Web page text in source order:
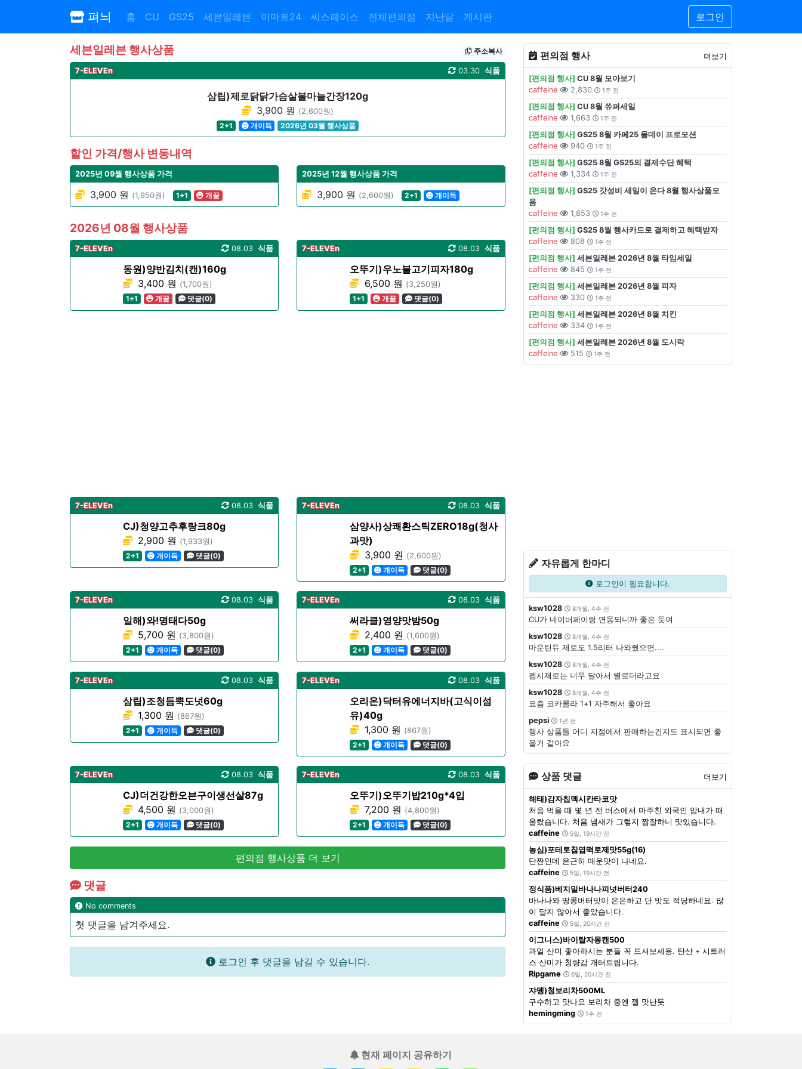
펴늬 홈 CU GS25 세븐일레븐 이마트24 씨스페이스 전체편의점 지난달 게시판 로그인
세븐일레븐 행사상품 주소복사
7-ELEVEn 식품
03.30
삼립)제로닭닭가슴살볼마늘간장120g
3,900 원 (2,600원)
2+1
개이득 2026년 03월 행사상품
할인 가격/행사 변동내역
2025년 09월 행사상품 가격
3,900 원 (1,950원) 1+1 개꿀
2025년 12월 행사상품 가격
3,900 원 (2,600원) 2+1 개이득
2026년 08월 행사상품
7-ELEVEn 식품
08.03
동원)양반김치(캔)160g
3,400 원 (1,700원)
1+1
개꿀 댓글(0)
7-ELEVEn 식품
08.03
오뚜기)우노불고기피자180g
6,500 원 (3,250원)
1+1
개꿀 댓글(0)
7-ELEVEn 식품
08.03
CJ)청양고추후랑크80g
2,900 원 (1,933원)
2+1
개이득 댓글(0)
7-ELEVEn 식품
08.03
삼양사)상쾌환스틱ZERO18g(청사
과맛)
3,900 원 (2,600원)
2+1
개이득 댓글(0)
7-ELEVEn 식품
08.03
일해)와!명태다50g
5,700 원 (3,800원)
2+1
개이득 댓글(0)
7-ELEVEn 식품
08.03
써라클)영양맛밤50g
2,400 원 (1,600원)
2+1
개이득 댓글(0)
7-ELEVEn 식품
08.03
삼립)조청듬뿍도넛60g
1,300 원 (867원)
2+1
개이득 댓글(0)
7-ELEVEn 식품
08.03
오리온)닥터유에너지바(고식이섬
유)40g
1,300 원 (867원)
2+1
개이득 댓글(0)
7-ELEVEn 식품
08.03
CJ)더건강한오븐구이생선살87g
4,500 원 (3,000원)
2+1
개이득 댓글(0)
7-ELEVEn 식품
08.03
오뚜기)오뚜기밥210g*4입
7,200 원 (4,800원)
2+1
개이득 댓글(0)
편의점 행사상품 더 보기
댓글
No comments
첫 댓글을 남겨주세요.
로그인 후 댓글을 남길 수 있습니다.
편의점 행사 더보기
[편의점 행사] CU 8월 모아보기
caffeine
2,830 1주 전
[편의점 행사] CU 8월 쓔퍼세일
caffeine
1,663 1주 전
[편의점 행사] GS25 8월 카페25 올데이 프로모션
caffeine
940 1주 전
[편의점 행사] GS25 8월 GS25의 결제수단 혜택
caffeine
1,334 1주 전
[편의점 행사] GS25 갓성비 세일이 온다 8월 행사상품모
음
caffeine
1,853 1주 전
[편의점 행사] GS25 8월 행사카드로 결제하고 혜택받자
caffeine
808 1주 전
[편의점 행사] 세븐일레븐 2026년 8월 타임세일
caffeine
845 1주 전
[편의점 행사] 세븐일레븐 2026년 8월 피자
caffeine
330 1주 전
[편의점 행사] 세븐일레븐 2026년 8월 치킨
caffeine
334 1주 전
[편의점 행사] 세븐일레븐 2026년 8월 도시락
caffeine
515 1주 전
자유롭게 한마디
로그인이 필요합니다.
ksw1028 8개월, 4주 전
CU가 네이버페이랑 연동되니까 좋은 듯여
ksw1028
8개월, 4주 전
마운틴듀 제로도 1.5리터 나와줬으면....
ksw1028
8개월, 4주 전
펩시제로는 너무 달아서 별로더라고요
ksw1028
8개월, 4주 전
요즘 코카콜라 1+1 자주해서 좋아요
pepsi
1년 전
행사 상품들 어디 지점에서 판매하는건지도 표시되면 좋
을거 같아요
상품 댓글 더보기
해태)감자칩멕시칸타코맛
처음 먹을 때 몇 년 전 버스에서 마주친 외국인 암내가 떠
올랐습니다. 처음 냄새가 그렇지 짭잘하니 맛있습니다.
caffeine
5일, 19시간 전
농심)포테토칩엽떡로제맛55g(16)
단짠인데 은근히 매운맛이 나네요.
caffeine
5일, 19시간 전
정식품)베지밀바나나피넛버터240
바나나와 땅콩버터맛이 은은하고 단 맛도 적당하네요. 많
이 달지 않아서 좋았습니다.
caffeine
5일, 20시간 전
이그니스)바이탈자몽캔500
과일 산미 좋아하시는 분들 꼭 드셔보세용. 탄산 + 시트러
스 산미가 청량감 개터트립니다.
Ripgame
6일, 20시간 전
쟈뎅)청보리차500ML
구수하고 맛나요 보리차 중엔 젤 맛난듯
hemingming
1주 전
현재 페이지 공유하기